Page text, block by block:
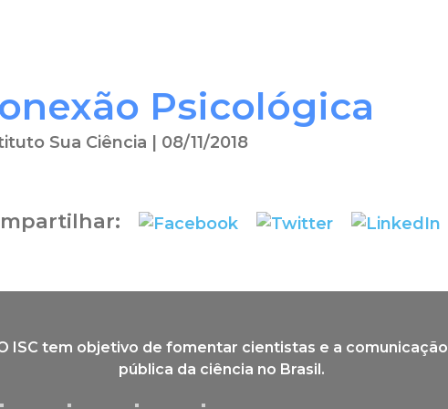
Psicológica
Sua Ciência | 08/11/2018
ISC tem objetivo de fomentar cientistas e a comunicação
pública da ciência no Brasil.